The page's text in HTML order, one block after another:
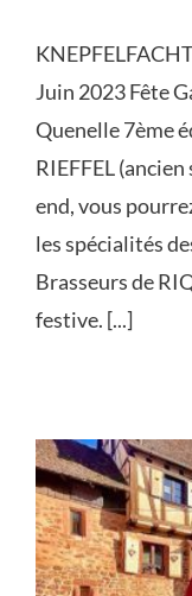
Juin 2023 Fête
Quenelle 7ème
RIEFFEL
end, vous
les spécialités
Brasseurs de
festive. [...]